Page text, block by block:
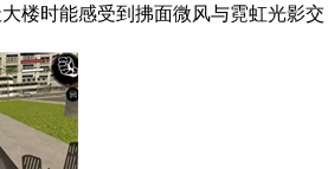
楼时能感受到拂面微风与霓虹光影交